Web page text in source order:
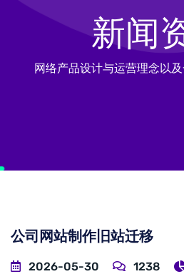
新闻
网络产品设计与运营理念以
公司网站制作旧站迁移
2026-05-30 1238